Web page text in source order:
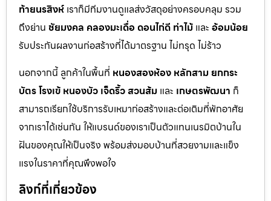
ท้ายนรสิงห์ เราก็มีทีมงานดูแลส่งวัสดุอย่างครอบคลุม รวม
ถึงย่าน ชัยมงคล คลองมะเดื่อ ดอนไก่ดี ท่าไม้ และ อ้อมน้อย
รับประกันผลงานก่อสร้างที่ได้มาตรฐาน ไม่ทรุด ไม่ร้าว
นอกจากนี้ ลูกค้าในพื้นที่ หนองสองห้อง หลักสามยกกระ
บัตรโรงเข้ หนองบัว เจ็ดริ้วสวนส้ม และ เกษตรพัฒนา ก็
สามารถเรียกใช้บริการรับเหมาก่อสร้างและต่อเติมที่พักอาศัย
จากเราได้เช่นกัน ให้แบรนด์ของเราเป็นตัวแทนเนรมิตบ้านใน
ฝันของคุณให้เป็นจริง พร้อมส่งมอบบ้านที่สวยงามและแข็ง
แรงในราคาที่คุณพึงพอใจ
ลิงก์ที่เกี่ยวข้อง